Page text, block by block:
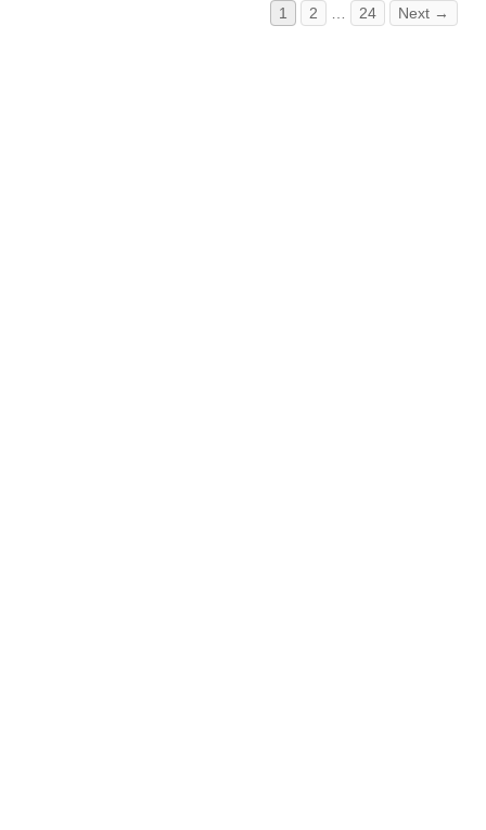
1 2 24 Next →